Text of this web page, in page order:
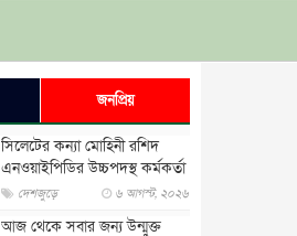
জনপ্রিয়
সিলেটের কন্যা মোহিনী রশিদ
এনওয়াইপিডির উচ্চপদস্থ কর্মকর্তা
দেশজুড়ে ৬ আগস্ট, ২০২৬
আজ থেকে সবার জন্য উন্মুক্ত